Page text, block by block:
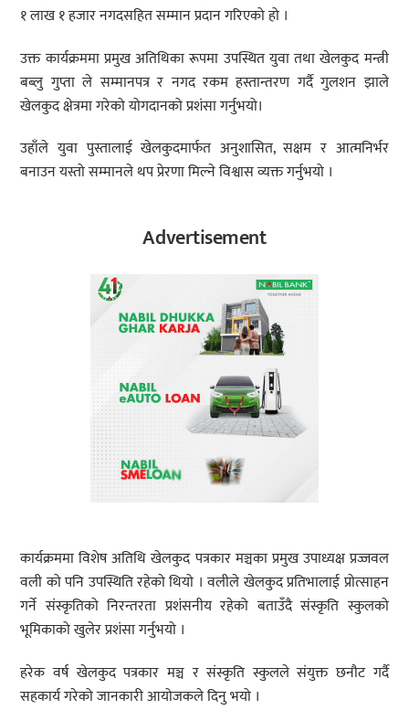
१ लाख १ हजार नगदसहित सम्मान प्रदान गरिएको हो ।
उक्त कार्यक्रममा प्रमुख अतिथिका रूपमा उपस्थित युवा तथा खेलकुद मन्त्री
बब्लु गुप्ता ले सम्मानपत्र र नगद रकम हस्तान्तरण गर्दै गुलशन झाले
खेलकुद क्षेत्रमा गरेको योगदानको प्रशंसा गर्नुभयो।
उहाँले युवा पुस्तालाई खेलकुदमार्फत अनुशासित, सक्षम र आत्मनिर्भर
बनाउन यस्तो सम्मानले थप प्रेरणा मिल्ने विश्वास व्यक्त गर्नुभयो ।
Advertisement
कार्यक्रममा विशेष अतिथि खेलकुद पत्रकार मञ्चका प्रमुख उपाध्यक्ष प्रज्जवल
वली को पनि उपस्थिति रहेको थियो । वलीले खेलकुद प्रतिभालाई प्रोत्साहन
गर्ने संस्कृतिको निरन्तरता प्रशंसनीय रहेको बताउँदै संस्कृति स्कुलको
भूमिकाको खुलेर प्रशंसा गर्नुभयो ।
हरेक वर्ष खेलकुद पत्रकार मञ्च र संस्कृति स्कुलले संयुक्त छनौट गर्दै
सहकार्य गरेको जानकारी आयोजकले दिनु भयो ।